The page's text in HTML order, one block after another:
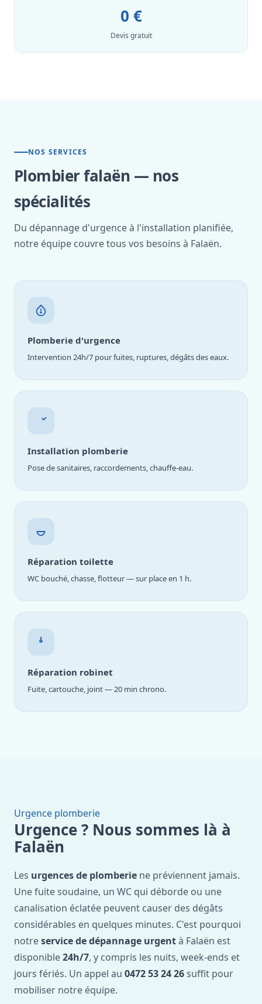
0 €
Devis gratuit
NOS SERVICES
Plombier falaën — nos
spécialités
Du dépannage d'urgence à l'installation planifiée,
notre équipe couvre tous vos besoins à Falaën.
Plomberie d'urgence
Intervention 24h/7 pour fuites, ruptures, dégâts des eaux.
Installation plomberie
Pose de sanitaires, raccordements, chauffe-eau.
Réparation toilette
WC bouché, chasse, flotteur — sur place en 1 h.
Réparation robinet
Fuite, cartouche, joint — 20 min chrono.
Urgence plomberie
Urgence ? Nous sommes là à
Falaën
Les urgences de plomberie ne préviennent jamais.
Une fuite soudaine, un WC qui déborde ou une
canalisation éclatée peuvent causer des dégâts
considérables en quelques minutes. C'est pourquoi
notreservice de dépannage urgentà Falaën est
disponible24h/7, y compris les nuits, week-ends et
jours fériés. Un appel au 0472 53 24 26 suffit pour
mobiliser notre équipe.